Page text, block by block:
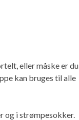
eller måske er du
kan bruges til alle
og i strømpesokker.